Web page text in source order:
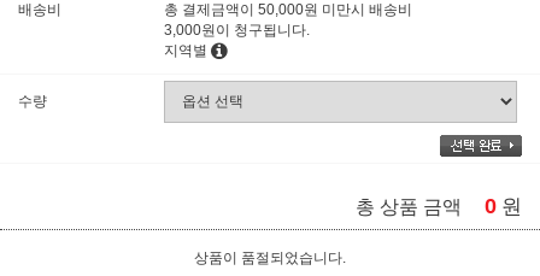
배송비
총 결제금액이 50,000원 미만시 배송비
3,000원이 청구됩니다.
지역별
수량
총 상품 금액 0 원
상품이 품절되었습니다.